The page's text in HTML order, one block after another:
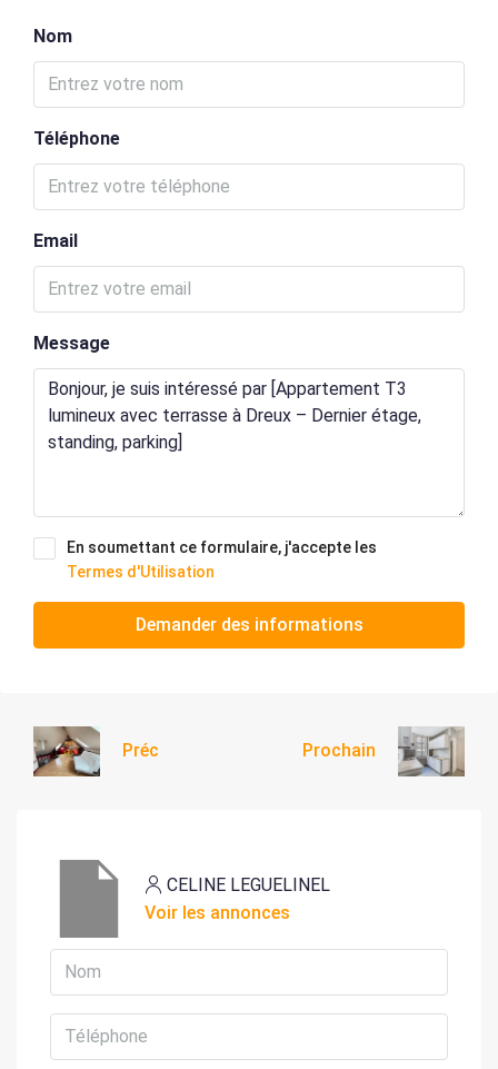
Nom
Téléphone
Email
Message
En soumettant ce formulaire, j'accepte les
Termes d'Utilisation
Demander des informations
Préc Prochain
CELINE LEGUELINEL
Voir les annonces